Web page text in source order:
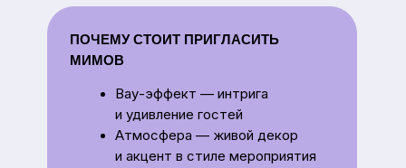
ВАРИАНТЫ ОБРАЗОВ МИМОВ
мимы — для элегантных событий
Французские мимы — романтика
фото и видео на память
элемент, который запомнится
всем